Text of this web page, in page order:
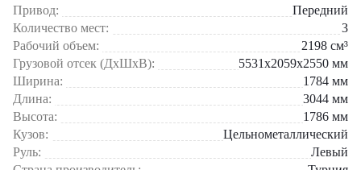
стеллажей.
регулярный завоз крупногабаритного товара (мебель, бытовая
техника, стройматериалы).
База для специализированных надстроек
(рефрижераторы,
изотермические фургоны) в пищевой и медицинской отраслях.
Ford Transit L2H2— это прагматичный выбор для бизнеса, где
каждый кубический метр на счету. Он предлагает оптимальное
соотношение габаритов, разрешенных для беспрепятственного
движения в городе, и фактической полезной нагрузки. Простая и
ремонтопригодная конструкция минимизирует время простоя, а
Привод:
Передний
Количество мест:
3
Рабочий объем:
2198 см³
Грузовой отсек (ДхШхВ):
5531x2059x2550 мм
Ширина:
1784 мм
Длина:
3044 мм
Высота:
1786 мм
Кузов:
Цельнометаллический
Руль:
Левый